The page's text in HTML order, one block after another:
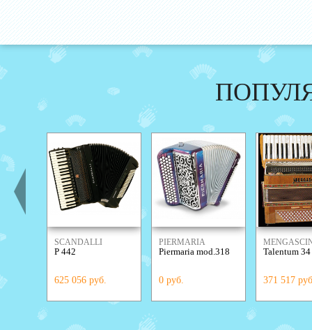
SCANDALLI
P 442
625 056 руб.
PIERMARIA
Piermaria mod.318
0 руб.
Talentum 34
371 517